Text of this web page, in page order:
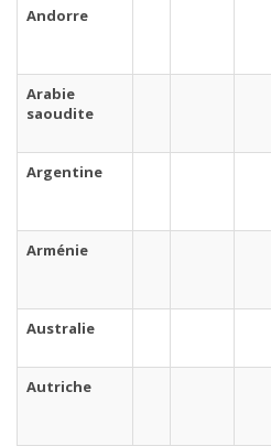
Andorre
Arabie
saoudite
Argentine
Arménie
Australie
Autriche